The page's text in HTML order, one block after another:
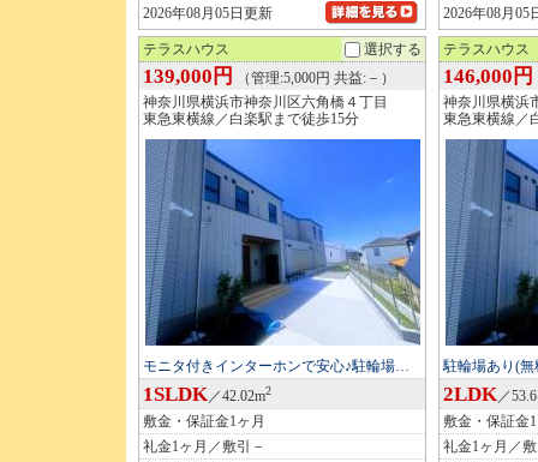
2026年08月05日更新
2026年08月05
テラスハウス 選択する
139,000円
（管理:5,000円 共益:－）
神奈川県横浜市神奈川区六角橋４丁目
東急東横線／白楽駅まで徒歩15分
モニタ付きインターホンで安心♪駐輪場…
1SLDK／42.02m2
敷金・保証金1ヶ月
礼金1ヶ月／敷引－
テラスハウス
146,000円
神奈川県横浜
東急東横線／
駐輪場あり(
2LDK／
敷金・保証金
礼金1ヶ月／